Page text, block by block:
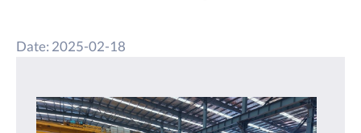
Date: 2025-02-18